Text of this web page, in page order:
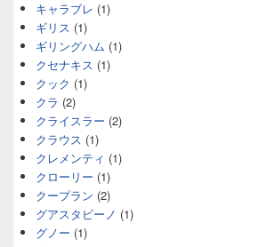
キャラブレ (1)
ギリス (1)
ギリングハム (1)
クセナキス (1)
クック (1)
クラ (2)
クライスラー (2)
クラウス (1)
クレメンティ (1)
クローリー (1)
クープラン (2)
グアスタビーノ (1)
グノー (1)